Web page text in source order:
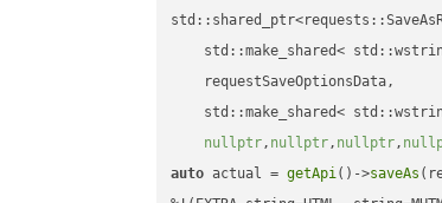
std::make_shared<
    requestSaveOptionsData,
std::make_shared<
nullptr, nullptr, nullptr,
auto actual = getApi()->saveAs